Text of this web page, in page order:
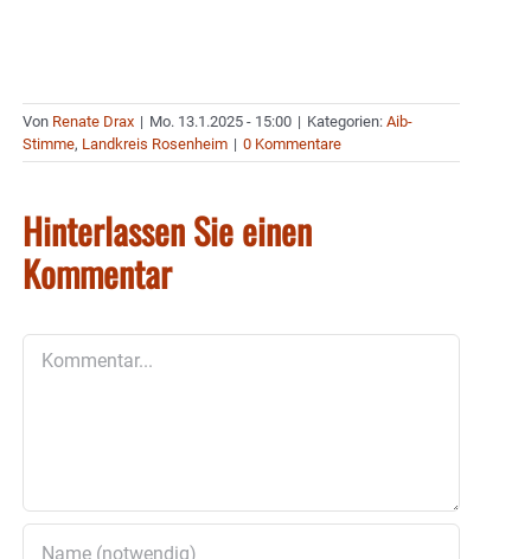
Von Renate Drax | Mo. 13.1.2025 - 15:00 | Kategorien: Aib-
Stimme, Landkreis Rosenheim | 0 Kommentare
Hinterlassen Sie einen
Kommentar